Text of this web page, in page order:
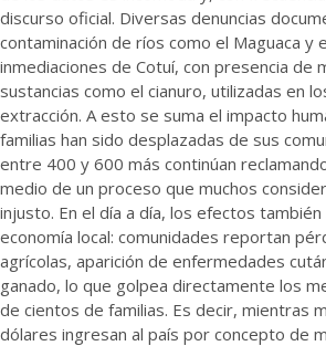
discurso oficial. Diversas denuncias
contaminación de ríos como el Maguaca y
inmediaciones de Cotuí, con presencia de
sustancias como el cianuro, utilizadas en
extracción. A esto se suma el impacto
familias han sido desplazadas de sus
entre 400 y 600 más continúan
medio de un proceso que muchos
injusto. En el día a día, los efectos
economía local: comunidades reportan
agrícolas, aparición de enfermedades
ganado, lo que golpea directamente los
de cientos de familias. Es decir, mientras
dólares ingresan al país por concepto de